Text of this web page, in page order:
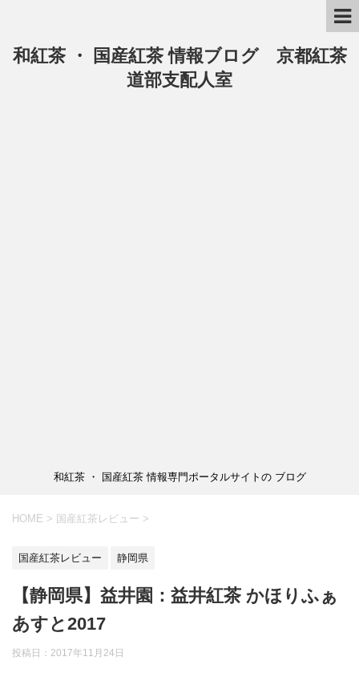
和紅茶 ・ 国産紅茶 情報ブログ 京都紅茶
道部支配人室
和紅茶 ・ 国産紅茶 情報専門ポータルサイトの ブログ
HOME > 国産紅茶レビュー >
国産紅茶レビュー 静岡県
【静岡県】益井園：益井紅茶 かほりふぁ
あすと2017
投稿日：2017年11月24日